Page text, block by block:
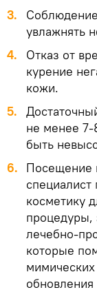
3.
увлажнять
4.
Отказ от
курение
кожи.
5.
не менее 7-
быть
6.
Посещение
косметику
лечебно-
которые